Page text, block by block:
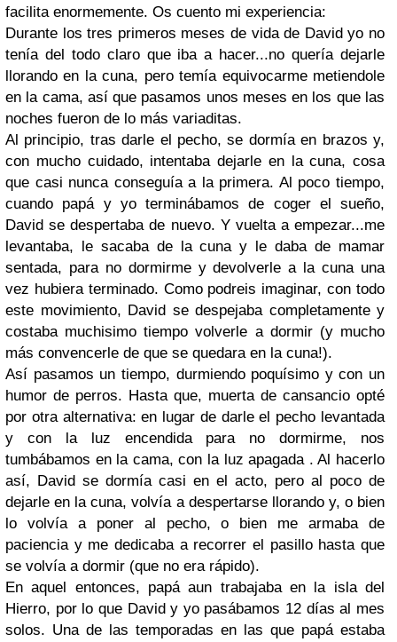
facilita enormemente. Os cuento mi experiencia:
Durante los tres primeros meses de vida de David yo no
tenía del todo claro que iba a hacer...no quería dejarle
llorando en la cuna, pero temía equivocarme metiendole
en la cama, así que pasamos unos meses en los que las
noches fueron de lo más variaditas.
Al principio, tras darle el pecho, se dormía en brazos y,
con mucho cuidado, intentaba dejarle en la cuna, cosa
que casi nunca conseguía a la primera. Al poco tiempo,
cuando papá y yo terminábamos de coger el sueño,
David se despertaba de nuevo. Y vuelta a empezar...me
levantaba, le sacaba de la cuna y le daba de mamar
sentada, para no dormirme y devolverle a la cuna una
vez hubiera terminado. Como podreis imaginar, con todo
este movimiento, David se despejaba completamente y
costaba muchisimo tiempo volverle a dormir (y mucho
más convencerle de que se quedara en la cuna!).
Así pasamos un tiempo, durmiendo poquísimo y con un
humor de perros. Hasta que, muerta de cansancio opté
por otra alternativa: en lugar de darle el pecho levantada
y con la luz encendida para no dormirme, nos
tumbábamos en la cama, con la luz apagada . Al hacerlo
así, David se dormía casi en el acto, pero al poco de
dejarle en la cuna, volvía a despertarse llorando y, o bien
lo volvía a poner al pecho, o bien me armaba de
paciencia y me dedicaba a recorrer el pasillo hasta que
se volvía a dormir (que no era rápido).
En aquel entonces, papá aun trabajaba en la isla del
Hierro, por lo que David y yo pasábamos 12 días al mes
solos. Una de las temporadas en las que papá estaba